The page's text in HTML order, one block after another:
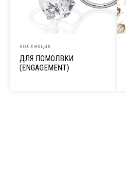
коллекция
ДЛЯ ПОМОЛВКИ
(ENGAGEMENT)